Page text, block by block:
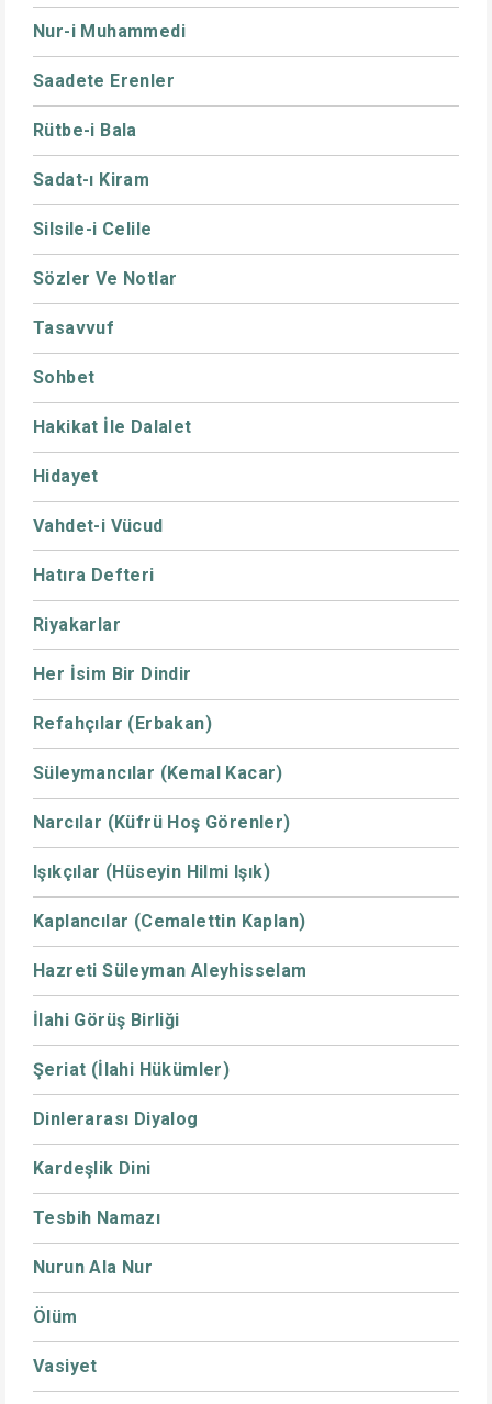
Nur-i Muhammedi
Saadete Erenler
Rütbe-i Bala
Sadat-ı Kiram
Silsile-i Celile
Sözler Ve Notlar
Tasavvuf
Sohbet
Hakikat İle Dalalet
Hidayet
Vahdet-i Vücud
Hatıra Defteri
Riyakarlar
Her İsim Bir Dindir
Refahçılar (Erbakan)
Süleymancılar (Kemal Kacar)
Narcılar (Küfrü Hoş Görenler)
Işıkçılar (Hüseyin Hilmi Işık)
Kaplancılar (Cemalettin Kaplan)
Hazreti Süleyman Aleyhisselam
İlahi Görüş Birliği
Şeriat (İlahi Hükümler)
Dinlerarası Diyalog
Kardeşlik Dini
Tesbih Namazı
Nurun Ala Nur
Ölüm
Vasiyet